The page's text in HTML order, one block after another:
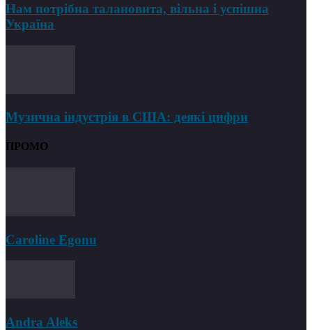
Нам потрібна талановита, вільна і успішна
Україна
Музична індустрія в США: деякі цифри
ПРОМО
Caroline Egonu
Andra Aleks